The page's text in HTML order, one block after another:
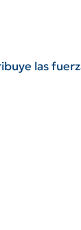
las